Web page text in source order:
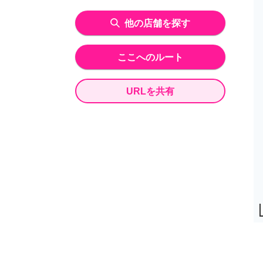
他の店舗を探す
ここへのルート
URLを共有